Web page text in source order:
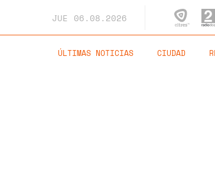
JUE 06.08.2026
ÚLTIMAS NOTICIAS CIUDAD